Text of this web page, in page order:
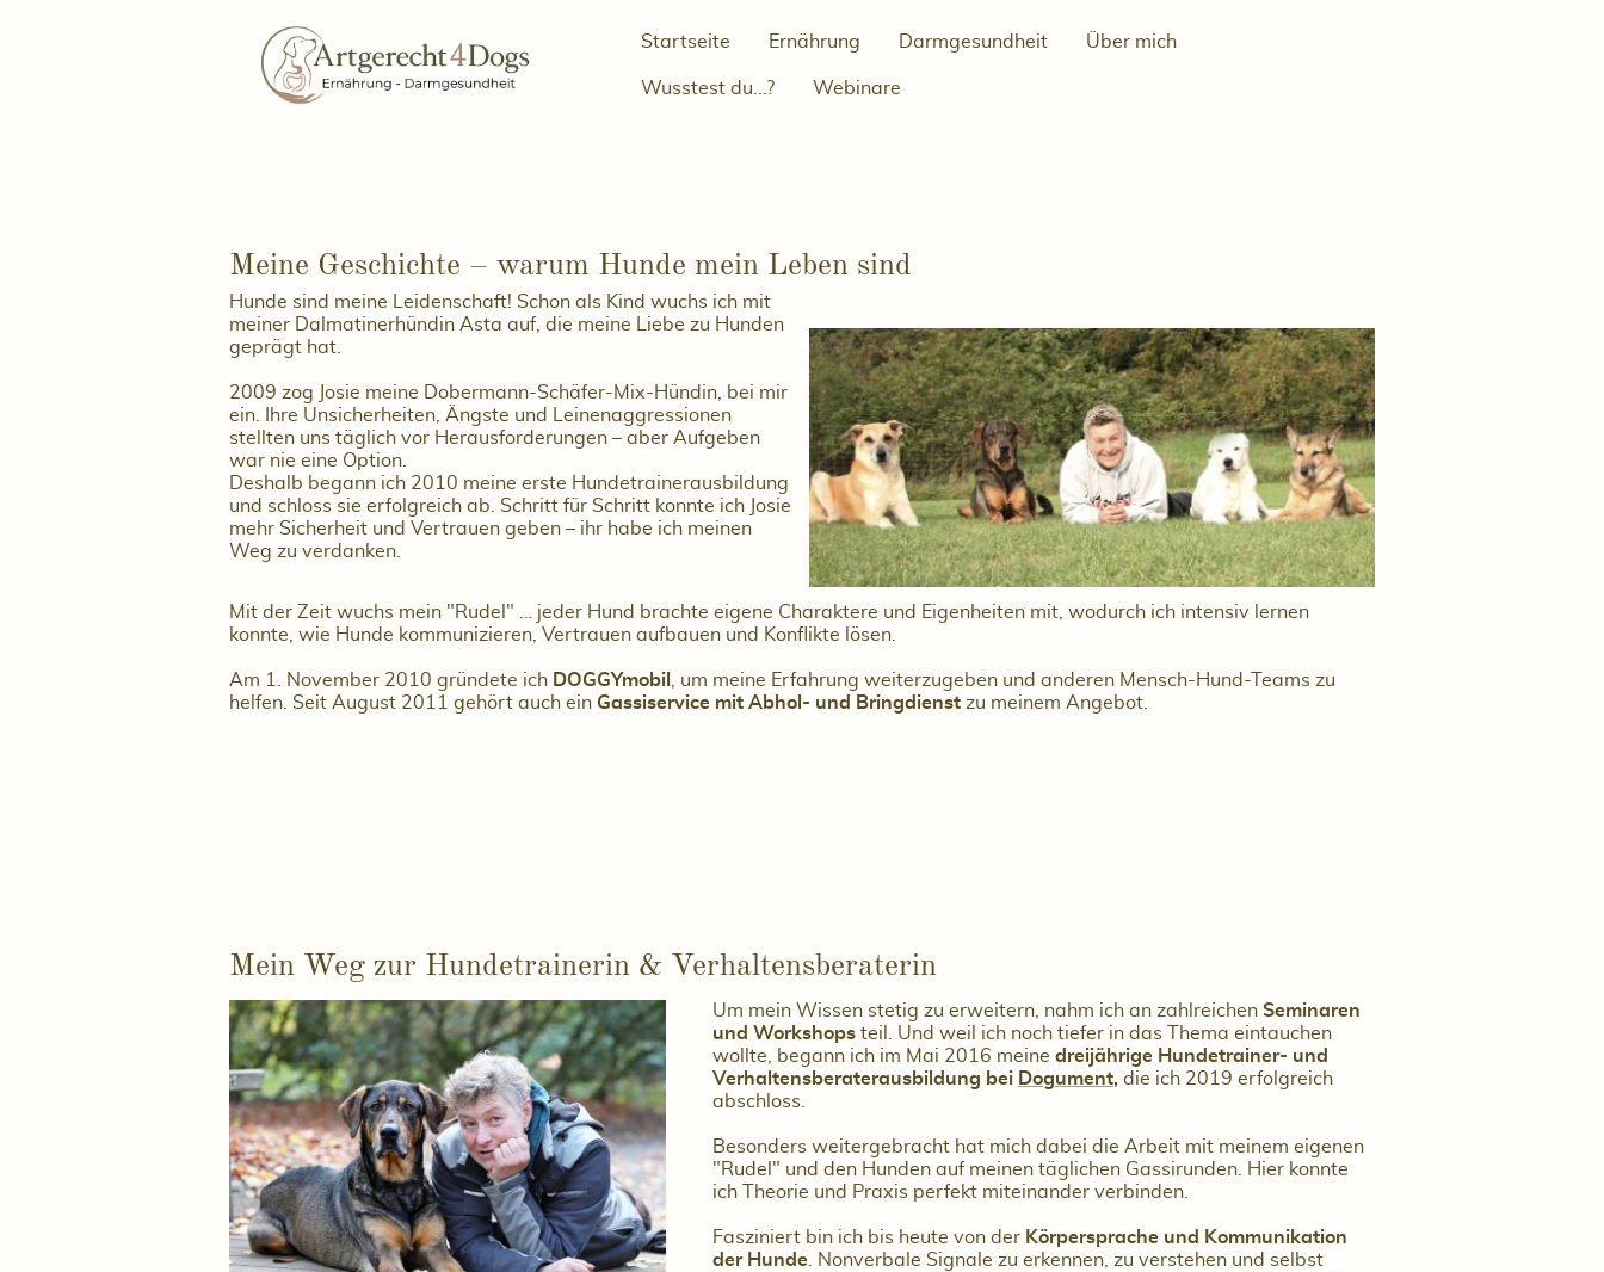
Startseite Ernährung Darmgesundheit Über mich
Wusstest du...? Webinare
Meine Geschichte – warum Hunde mein Leben sind
Hunde sind meine Leidenschaft! Schon als Kind wuchs ich mit
meiner Dalmatinerhündin Asta auf, die meine Liebe zu Hunden
geprägt hat.
2009 zog Josie meine Dobermann-Schäfer-Mix-Hündin, bei mir
ein. Ihre Unsicherheiten, Ängste und Leinenaggressionen
stellten uns täglich vor Herausforderungen – aber Aufgeben
war nie eine Option.
Deshalb begann ich 2010 meine erste Hundetrainerausbildung
und schloss sie erfolgreich ab. Schritt für Schritt konnte ich Josie
mehr Sicherheit und Vertrauen geben – ihr habe ich meinen
Weg zu verdanken.
Mit der Zeit wuchs mein "Rudel" … jeder Hund brachte eigene Charaktere und Eigenheiten mit, wodurch ich intensiv lernen
konnte, wie Hunde kommunizieren, Vertrauen aufbauen und Konflikte lösen.
Am 1. November 2010 gründete ich DOGGYmobil
, um meine Erfahrung weiterzugeben und anderen Mensch-Hund-Teams zu
helfen. Seit August 2011 gehört auch ein Gassiservice mit Abhol- und Bringdienst zu meinem Angebot.
Mein Weg zur Hundetrainerin & Verhaltensberaterin
Um mein Wissen stetig zu erweitern, nahm ich an zahlreichen Seminaren
und Workshops teil. Und weil ich noch tiefer in das Thema eintauchen
wollte, begann ich im Mai 2016 meine dreijährige Hundetrainer- und
Verhaltensberaterausbildung bei Dogument, die ich 2019 erfolgreich
abschloss.
Besonders weitergebracht hat mich dabei die Arbeit mit meinem eigenen
"Rudel" und den Hunden auf meinen täglichen Gassirunden. Hier konnte
ich Theorie und Praxis perfekt miteinander verbinden.
Fasziniert bin ich bis heute von der Körpersprache und Kommunikation
der Hunde . Nonverbale Signale zu erkennen, zu verstehen und selbst